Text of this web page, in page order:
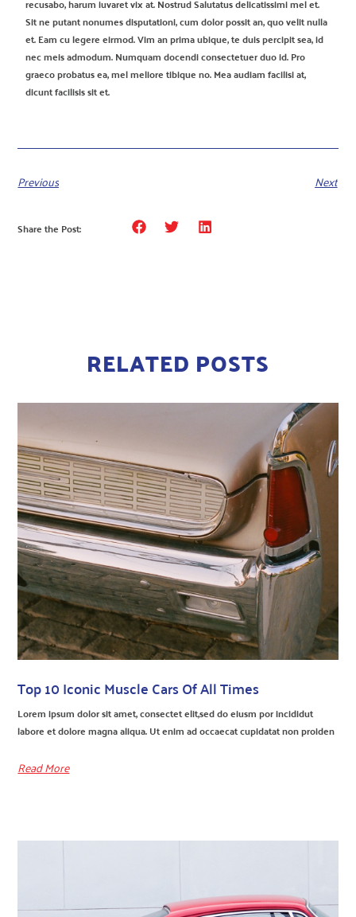
recusabo, harum iuvaret vix at. Nostrud Salutatus delicatissimi mel et.
Sit ne putant nonumes disputationi, cum dolor possit an, quo velit nulla
et. Eam cu legere eirmod. Vim an prima ubique, te duis percipit sea, id
nec meis admodum. Numquam docendi consectetuer duo id. Pro
graeco probatus ea, mel meliore tibique no. Mea audiam facilisi at,
dicunt facilisis sit et.
Previous Next
Share the Post:
RELATED POSTS
Top 10 Iconic Muscle Cars Of All Times
Lorem ipsum dolor sit amet, consectet elit,sed do eiusm por incididut
labore et dolore magna aliqua. Ut enim ad occaecat cupidatat non proiden
Read More